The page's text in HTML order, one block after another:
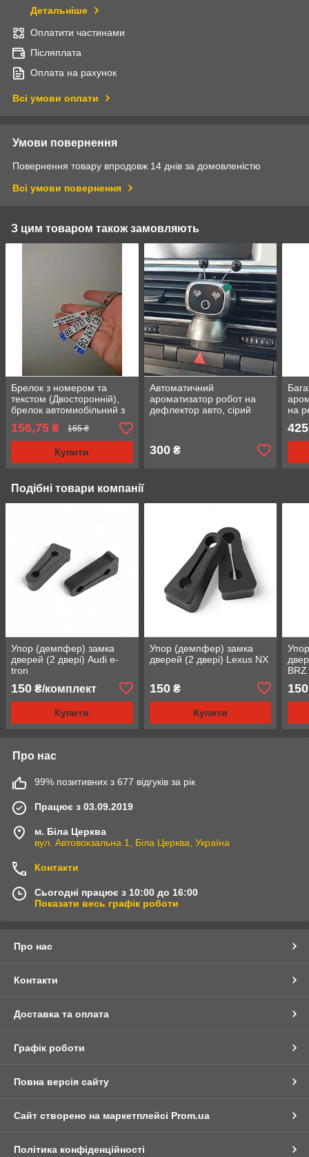
Детальніше
Оплатити частинами
Післяплата
Оплата на рахунок
Всі умови оплати
Умови повернення
Повернення товару впродовж 14 днів за домовленістю
Всі умови повернення
З цим товаром також замовляють
Брелок з номером та
текстом (Двосторонній),
брелок автомиобільний з
логотипом
156,75 ₴ 165 ₴
Купити
Автоматичний
ароматизатор робот на
дефлектор авто, сірий
300₴
на
425
Подібні товари компанії
Упор (демпфер) замка
дверей (2 двері) Audi e-
tron
150 ₴/комплект
Купити
Упор (демпфер) замка
дверей (2 двері) Lexus NX
150₴
Купити
BRZ
150
Про нас
99% позитивних з 677 відгуків за рік
Працює з 03.09.2019
м. Біла Церква
вул. Автовокзальна 1, Біла Церква, Україна
Контакти
Сьогодні працює з 10:00 до 16:00
Показати весь графік роботи
Про нас
Контакти
Доставка та оплата
Графік роботи
Повна версія сайту
Сайт створено на маркетплейсі Prom.ua
Політика конфіденційності